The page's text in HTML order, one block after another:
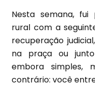
Nesta semana,
rural com a
recuperação
na praça ou
embora simples,
contrário: você